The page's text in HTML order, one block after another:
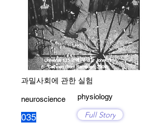
과밀사회에 관한 실험
neuroscience
035
physiology
Full Story